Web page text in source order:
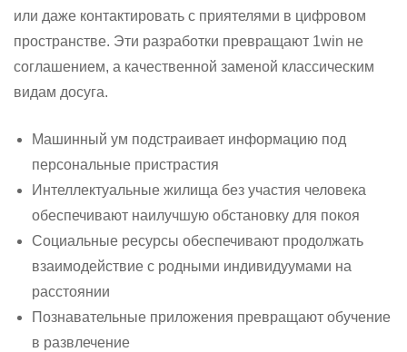
или даже контактировать с приятелями в цифровом
пространстве. Эти разработки превращают 1win не
соглашением, а качественной заменой классическим
видам досуга.
Машинный ум подстраивает информацию под
персональные пристрастия
Интеллектуальные жилища без участия человека
обеспечивают наилучшую обстановку для покоя
Социальные ресурсы обеспечивают продолжать
взаимодействие с родными индивидуумами на
расстоянии
Познавательные приложения превращают обучение
в развлечение